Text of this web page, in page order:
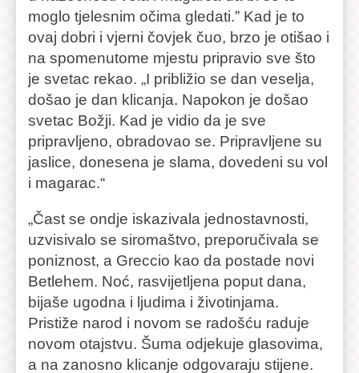
moglo tjelesnim očima gledati.” Kad je to
ovaj dobri i vjerni čovjek čuo, brzo je otišao i
na spomenutome mjestu pripravio sve što
je svetac rekao. „I približio se dan veselja,
došao je dan klicanja. Napokon je došao
svetac Božji. Kad je vidio da je sve
pripravljeno, obradovao se. Pripravljene su
jaslice, donesena je slama, dovedeni su vol
i magarac.“
„Čast se ondje iskazivala jednostavnosti,
uzvisivalo se siromaštvo, preporučivala se
poniznost, a Greccio kao da postade novi
Betlehem. Noć, rasvijetljena poput dana,
bijaše ugodna i ljudima i životinjama.
Pristiže narod i novom se radošću raduje
novom otajstvu. Šuma odjekuje glasovima,
a na zanosno klicanje odgovaraju stijene.